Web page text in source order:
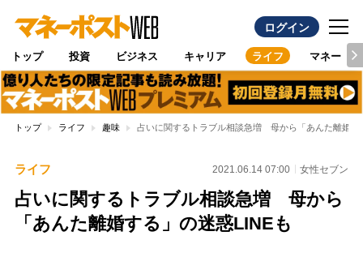
ログイン
トップ 投資 ビジネス キャリア ライフ マネー
トップ ライフ 趣味 占いに関するトラブル相談急増 母から「あんた離婚す
ライフ 2021.06.14 07:00 女性セブン
占いに関するトラブル相談急増 母から
「あんた離婚する」の迷惑LINEも